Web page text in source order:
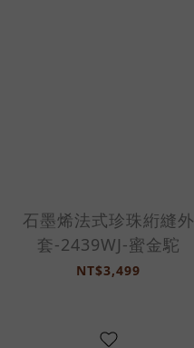
石墨烯法式珍珠絎縫外
套-2439WJ-蜜金駝
NT$3,499